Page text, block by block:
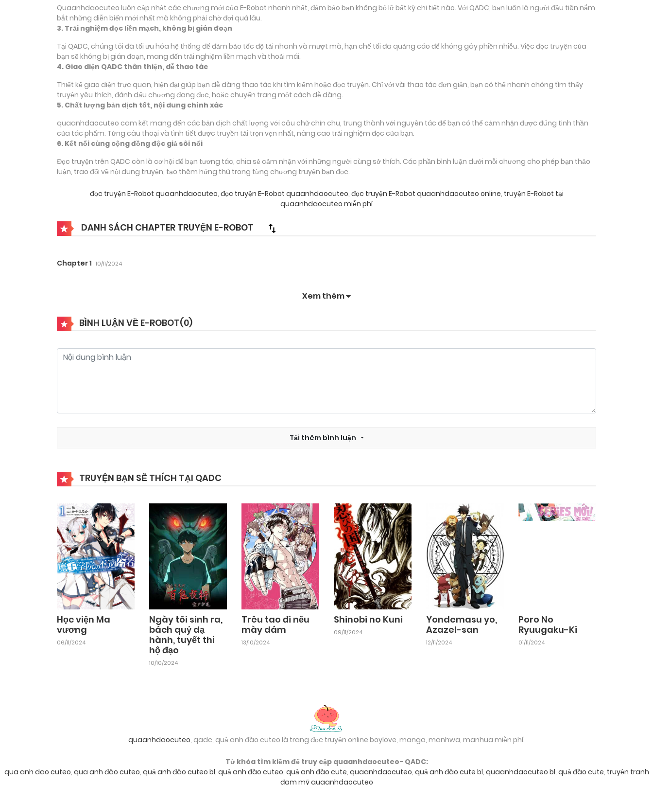
Quaanhdaocuteo luôn cập nhật các chương mới của E-Robot nhanh nhất, đảm bảo bạn không bỏ lỡ bất kỳ chi tiết nào. Với QADC, bạn luôn là người đầu tiên nắm
bắt những diễn biến mới nhất mà không phải chờ đợi quá lâu.
3. Trải nghiệm đọc liền mạch, không bị gián đoạn
Tại QADC, chúng tôi đã tối ưu hóa hệ thống để đảm bảo tốc độ tải nhanh và mượt mà, hạn chế tối đa quảng cáo để không gây phiền nhiễu. Việc đọc truyện của
bạn sẽ không bị gián đoạn, mang đến trải nghiệm liền mạch và thoải mái.
4. Giao diện QADC thân thiện, dễ thao tác
Thiết kế giao diện trực quan, hiện đại giúp bạn dễ dàng thao tác khi tìm kiếm hoặc đọc truyện. Chỉ với vài thao tác đơn giản, bạn có thể nhanh chóng tìm thấy
truyện yêu thích, đánh dấu chương đang đọc, hoặc chuyển trang một cách dễ dàng.
5. Chất lượng bản dịch tốt, nội dung chính xác
quaanhdaocuteo cam kết mang đến các bản dịch chất lượng với câu chữ chỉn chu, trung thành với nguyên tác để bạn có thể cảm nhận được đúng tinh thần
của tác phẩm. Từng câu thoại và tình tiết được truyền tải trọn vẹn nhất, nâng cao trải nghiệm đọc của bạn.
6. Kết nối cùng cộng đồng độc giả sôi nổi
Đọc truyện trên QADC còn là cơ hội để bạn tương tác, chia sẻ cảm nhận với những người cùng sở thích. Các phần bình luận dưới mỗi chương cho phép bạn thảo
luận, trao đổi về nội dung truyện, tạo thêm hứng thú trong từng chương truyện bạn đọc.
đọc truyện E-Robot quaanhdaocuteo, đọc truyện E-Robot quaanhdaocuteo, đọc truyện E-Robot quaanhdaocuteo online, truyện E-Robot tại
quaanhdaocuteo miễn phí
DANH SÁCH CHAPTER TRUYỆN E-ROBOT
Chapter 1 10/11/2024
Xem thêm
BÌNH LUẬN VỀ E-ROBOT(0)
Tải thêm bình luận
TRUYỆN BẠN SẼ THÍCH TẠI QADC
Học viện Ma
vương
06/11/2024
Ngày tôi sinh ra,
bách quỷ dạ
hành, tuyết thi
hộ đạo
10/10/2024
Trêu tao đi nếu
mày dám
13/10/2024
Shinobi no Kuni
09/11/2024
Yondemasu yo,
Azazel-san
12/11/2024
Poro No
Ryuugaku-Ki
01/11/2024
quaanhdaocuteo, qadc, quả anh đào cuteo là trang đọc truyện online boylove, manga, manhwa, manhua miễn phí.
Từ khóa tìm kiếm để truy cập quaanhdaocuteo- QADC:
qua anh dao cuteo, qua anh đào cuteo, quả anh đào cuteo bl, quả anh đào cuteo, quả anh đào cute, quaanhdaocuteo, quả anh đào cute bl, quaanhdaocuteo bl, quả đào cute, truyện tranh
đam mỹ quaanhdaocuteo